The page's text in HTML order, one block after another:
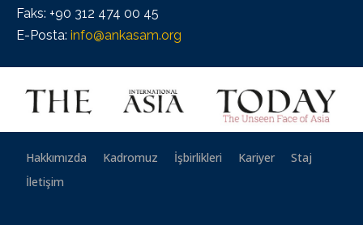
Faks: +90 312 474 00 45
E-Posta: info@ankasam.org
Hakkımızda Kadromuz İşbirlikleri Kariyer
Staj
İletişim